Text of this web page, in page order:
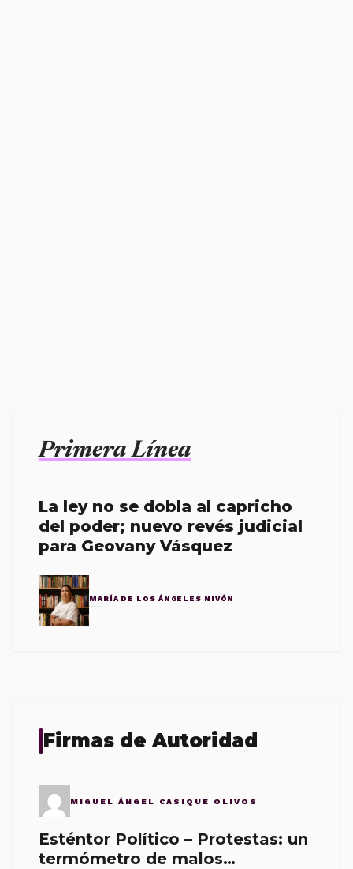
Primera Línea
La ley no se dobla al capricho
del poder; nuevo revés judicial
para Geovany Vásquez
MARÍA DE LOS ÁNGELES NIVÓN
Firmas de Autoridad
MIGUEL ÁNGEL CASIQUE OLIVOS
Esténtor Político – Protestas: un
termómetro de malos